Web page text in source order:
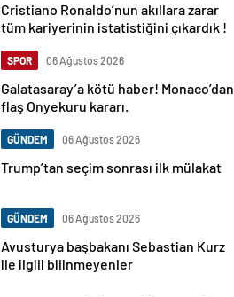
Cristiano Ronaldo’nun akıllara zarar
tüm kariyerinin istatistiğini çıkardık !
SPOR 06 Ağustos 2026
Galatasaray’a kötü haber! Monaco’dan
flaş Onyekuru kararı.
GÜNDEM 06 Ağustos 2026
Trump’tan seçim sonrası ilk mülakat
GÜNDEM 06 Ağustos 2026
Avusturya başbakanı Sebastian Kurz
ile ilgili bilinmeyenler